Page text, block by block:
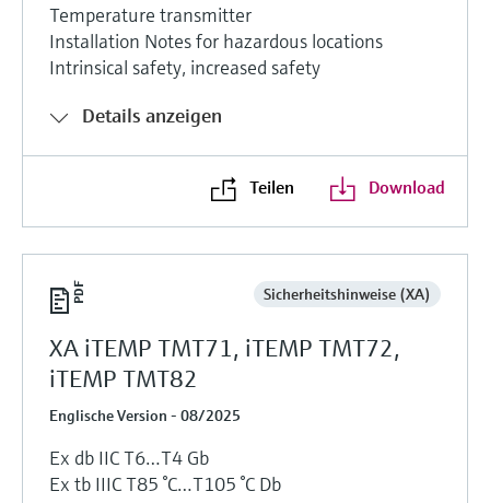
Temperature transmitter
Installation Notes for hazardous locations
Intrinsical safety, increased safety
Details anzeigen
Teilen Download
Sicherheitshinweise (XA)
XA iTEMP TMT71, iTEMP TMT72,
iTEMP TMT82
Englische Version - 08/2025
Ex db IIC T6…T4 Gb
Ex tb IIIC T85 °C…T105 °C Db